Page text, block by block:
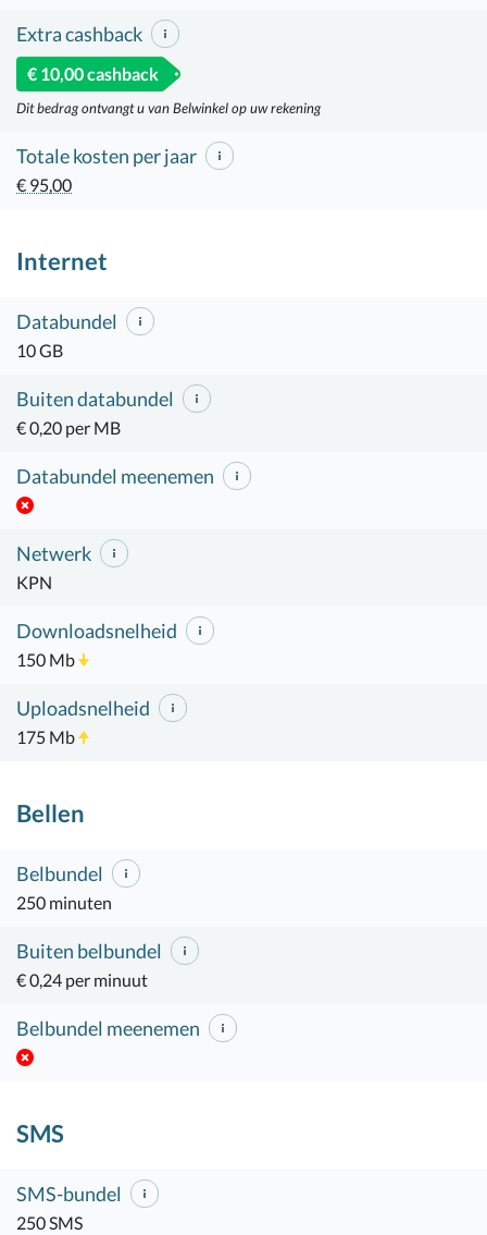
Extra cashback
€ 10,00 cashback
Dit bedrag ontvangt u van Belwinkel op uw rekening
Totale kosten per jaar
€ 95,00
Internet
Databundel
10 GB
Buiten databundel
€ 0,20 per MB
Databundel meenemen
Netwerk
KPN
Downloadsnelheid
150 Mb
Uploadsnelheid
175 Mb
Bellen
Belbundel
250 minuten
Buiten belbundel
€ 0,24 per minuut
Belbundel meenemen
SMS
SMS-bundel
250 SMS